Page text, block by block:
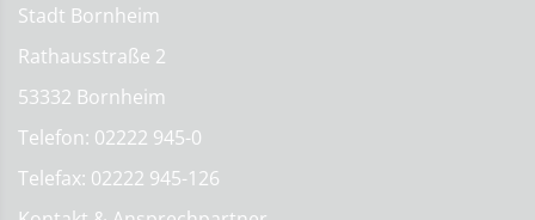
Stadt Bornheim
Rathausstraße 2
53332 Bornheim
Telefon: 02222 945-0
Telefax: 02222 945-126